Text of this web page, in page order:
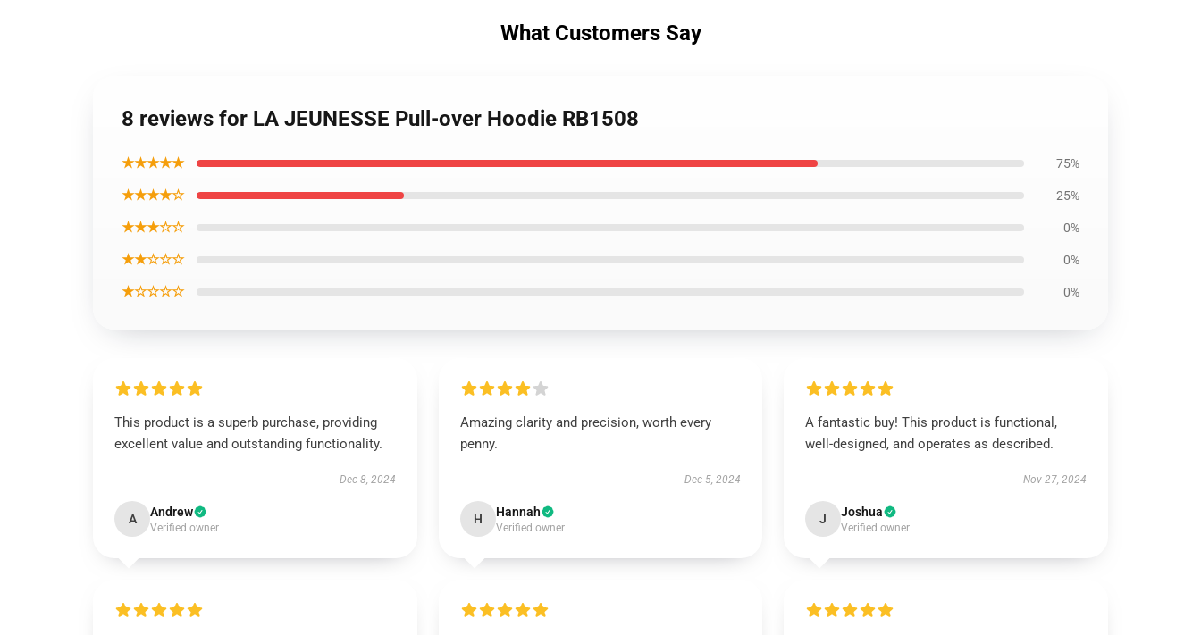
What Customers Say
8 reviews for LA JEUNESSE Pull-over Hoodie RB1508
★★★★★ 75%
★★★★☆ 25%
★★★☆☆ 0%
★★☆☆☆ 0%
★☆☆☆☆ 0%
This product is a superb purchase, providing
excellent value and outstanding functionality.
Dec 8, 2024
A Andrew
Verified owner
Amazing clarity and precision, worth every
penny.
Dec 5, 2024
H Hannah
Verified owner
A fantastic buy! This product is functional,
well-designed, and operates as described.
Nov 27, 2024
J Joshua
Verified owner